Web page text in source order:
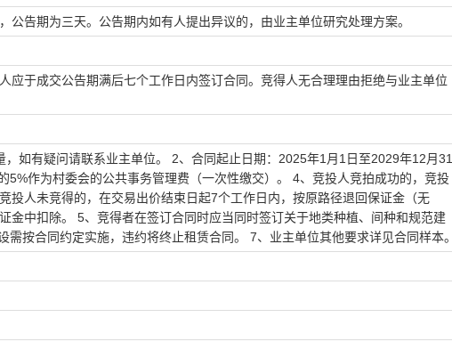
告期为三天。公告期内如有人提出异议的，由业主单位研究处理方案。
应于成交公告期满后七个工作日内签订合同。竞得人无合理理由拒绝与业主单位
如有疑问请联系业主单位。 2、合同起止日期：2025年1月1日至2029年12月31
5%作为村委会的公共事务管理费（一次性缴交）。 4、竞投人竞拍成功的，竞投
投人未竞得的，在交易出价结束日起7个工作日内，按原路径退回保证金（无
金中扣除。 5、竞得者在签订合同时应当同时签订关于地类种植、间种和规范建
按合同约定实施，违约将终止租赁合同。 7、业主单位其他要求详见合同样本。